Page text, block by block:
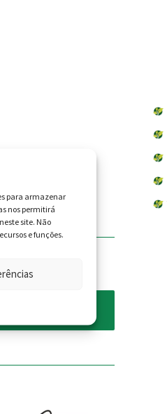
para armazenar
nos permitirá
site. Não
e funções.